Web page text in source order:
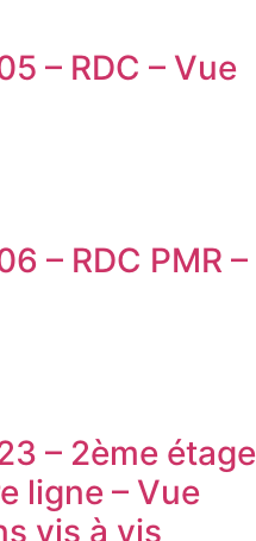
– RDC – Vue
– RDC PMR –
– 2ème étage
ligne – Vue
vis à vis